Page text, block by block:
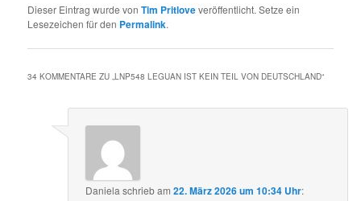
Dieser Eintrag wurde vonTim Pritloveveröffentlicht. Setze ein
Lesezeichen für den Permalink.
34 KOMMENTARE ZU „LNP548 LEGUAN IST KEIN TEIL VON DEUTSCHLAND“
Daniela schriebam22. März 2026 um 10:34 Uhr: